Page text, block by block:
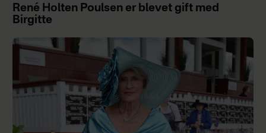
René Holten Poulsen er blevet gift med
Birgitte